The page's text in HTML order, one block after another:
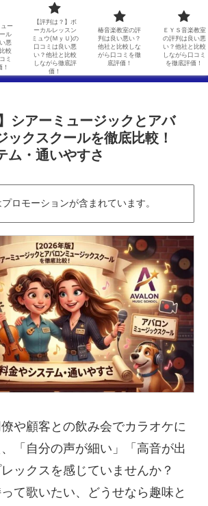
アバロン ミュージックスクールの評判は良い悪い？他社と比較しながら口コミを徹底評価！
【評判は？】ボーカルレッスンミュウ(ＭｙＵ)の口コミは良い悪い？他社と比較しながら徹底評価！ 椿音楽教室の評判は良い悪い？他社と比較しながら口コミを徹底評価！
ＥＹＳ音楽教室の評判は良い悪い？他社と比較しながら口コミを徹底評価！
シアーミュージックとアバ
ックスクールを徹底比較！
ム・通いやすさ
ロモーションが含まれています。
や顧客との飲み会でカラオケに
「自分の声が細い」「高音が出
ックスを感じていませんか？
て歌いたい、どうせなら趣味と
ー
ル
悪
較
ミ
【評判は？】ボ
ーカルレッスン
ミュウ(ＭｙＵ)の
口コミは良い悪
い？他社と比較
しながら徹底評
価！
椿音楽教室の評
判は良い悪い？
他社と比較しな
がら口コミを徹
底評価！
ＥＹＳ音楽教室
の評判は良い悪
い？他社と比較
しながら口コミ
を徹底評価！